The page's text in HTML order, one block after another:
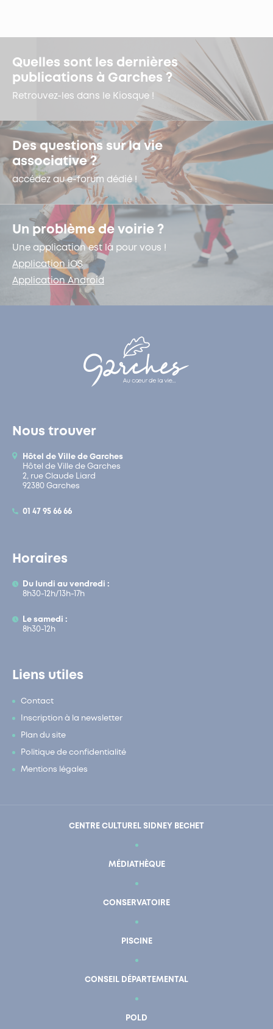
Quelles sont les dernières
publications à Garches ?
Retrouvez-les dans le Kiosque !
Des questions sur la vie
associative ?
accédez au e-forum dédié !
Un problème de voirie ?
Une application est là pour vous !
Application iOS
Application Android
Nous trouver
Hôtel de Ville de Garches
Hôtel de Ville de Garches
2, rue Claude Liard
92380 Garches
01 47 95 66 66
Horaires
Du lundi au vendredi :
8h30-12h/13h-17h
Le samedi :
8h30-12h
Liens utiles
Contact
Inscription à la newsletter
Plan du site
Politique de confidentialité
Mentions légales
CENTRE CULTUREL SIDNEY BECHET
MÉDIATHÈQUE
CONSERVATOIRE
PISCINE
CONSEIL DÉPARTEMENTAL
POLD